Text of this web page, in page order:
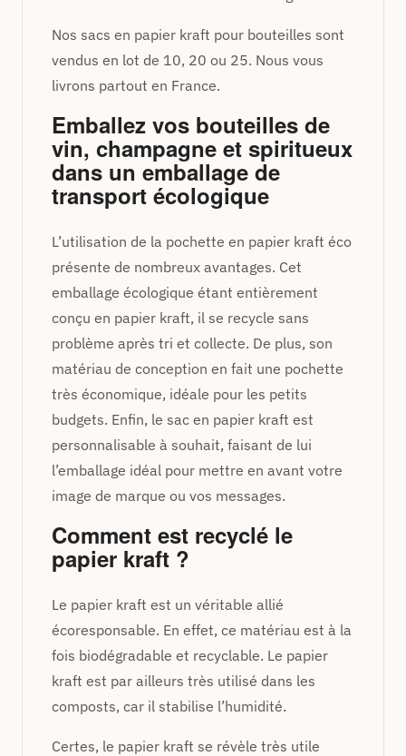
Nos sacs en papier kraft pour bouteilles sont
vendus en lot de 10, 20 ou 25. Nous vous
livrons partout en France.
Emballez vos bouteilles de
vin, champagne et spiritueux
dans un emballage de
transport écologique
L’utilisation de la pochette en papier kraft éco
présente de nombreux avantages. Cet
emballage écologique étant entièrement
conçu en papier kraft, il se recycle sans
problème après tri et collecte. De plus, son
matériau de conception en fait une pochette
très économique, idéale pour les petits
budgets. Enfin, le sac en papier kraft est
personnalisable à souhait, faisant de lui
l’emballage idéal pour mettre en avant votre
image de marque ou vos messages.
Comment est recyclé le
papier kraft ?
Le papier kraft est un véritable allié
écoresponsable. En effet, ce matériau est à la
fois biodégradable et recyclable. Le papier
kraft est par ailleurs très utilisé dans les
composts, car il stabilise l’humidité.
Certes, le papier kraft se révèle très utile